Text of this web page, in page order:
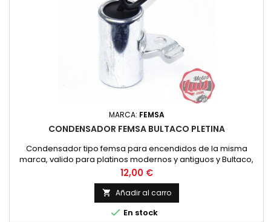
MARCA: FEMSA
CONDENSADOR FEMSA BULTACO PLETINA
Condensador tipo femsa para encendidos de la misma
marca, valido para platinos modernos y antiguos y Bultaco,
OSSA, Vespa y mas marcas de motos que monten dicho
encendido.
Precio
12,00 €
 Añadir al carro
 En stock